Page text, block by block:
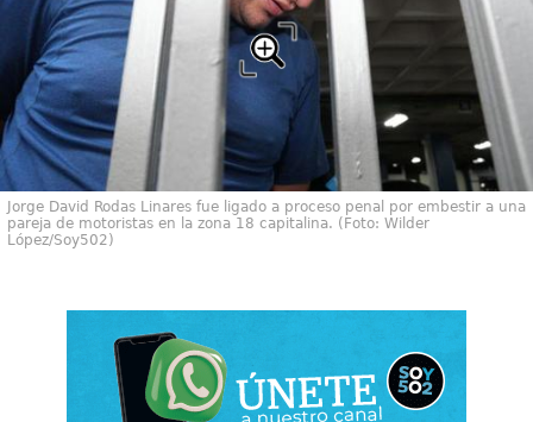
Jorge David Rodas Linares fue ligado a proceso penal por embestir a una
pareja de motoristas en la zona 18 capitalina. (Foto: Wilder
López/Soy502)